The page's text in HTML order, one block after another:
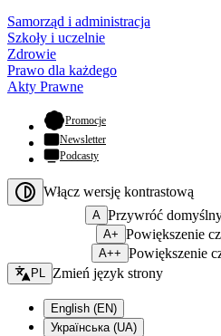
Samorząd i administracja
Szkoły i uczelnie
Zdrowie
Prawo dla każdego
Akty Prawne
Promocje- otwiera się w nowej karcie
Newsletter
Podcasty
Włącz wersję kontrastową
A Przywróć
A+ Powiększenie
A++ Powiększenie
Zmień język - bieżący:
PL Zmień język strony
English (EN)
Українська (UA)